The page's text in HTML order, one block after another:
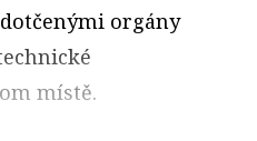
orgány
místě.